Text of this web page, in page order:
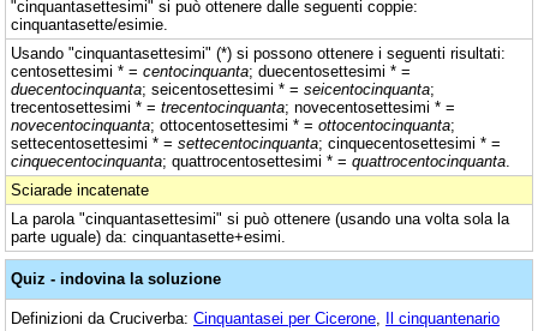
"cinquantasettesimi" si può ottenere dalle seguenti coppie:
cinquantasette/esimie.
Usando "cinquantasettesimi" (*) si possono ottenere i seguenti risultati:
centosettesimi * = centocinquanta; duecentosettesimi * =
duecentocinquanta; seicentosettesimi * = seicentocinquanta;
trecentosettesimi * = trecentocinquanta; novecentosettesimi * =
novecentocinquanta; ottocentosettesimi * = ottocentocinquanta;
settecentosettesimi * = settecentocinquanta; cinquecentosettesimi * =
cinquecentocinquanta; quattrocentosettesimi * = quattrocentocinquanta
Sciarade incatenate
La parola "cinquantasettesimi" si può ottenere (usando una volta sola la
parte uguale) da: cinquantasette+esimi.
Quiz - indovina la soluzione
Definizioni da Cruciverba: Cinquantasei per Cicerone Il cinquantenario